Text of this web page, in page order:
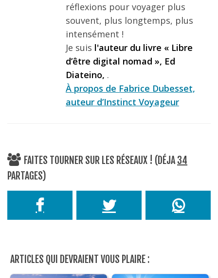
réflexions pour voyager plus
souvent, plus longtemps, plus
intensément !
Je suis l'auteur du livre « Libre
d’être digital nomad », Ed
Diateino, .
À propos de Fabrice Dubesset,
auteur d’Instinct Voyageur
FAITES TOURNER SUR LES RÉSEAUX ! (DÉJA 34
PARTAGES)
ARTICLES QUI DEVRAIENT VOUS PLAIRE :